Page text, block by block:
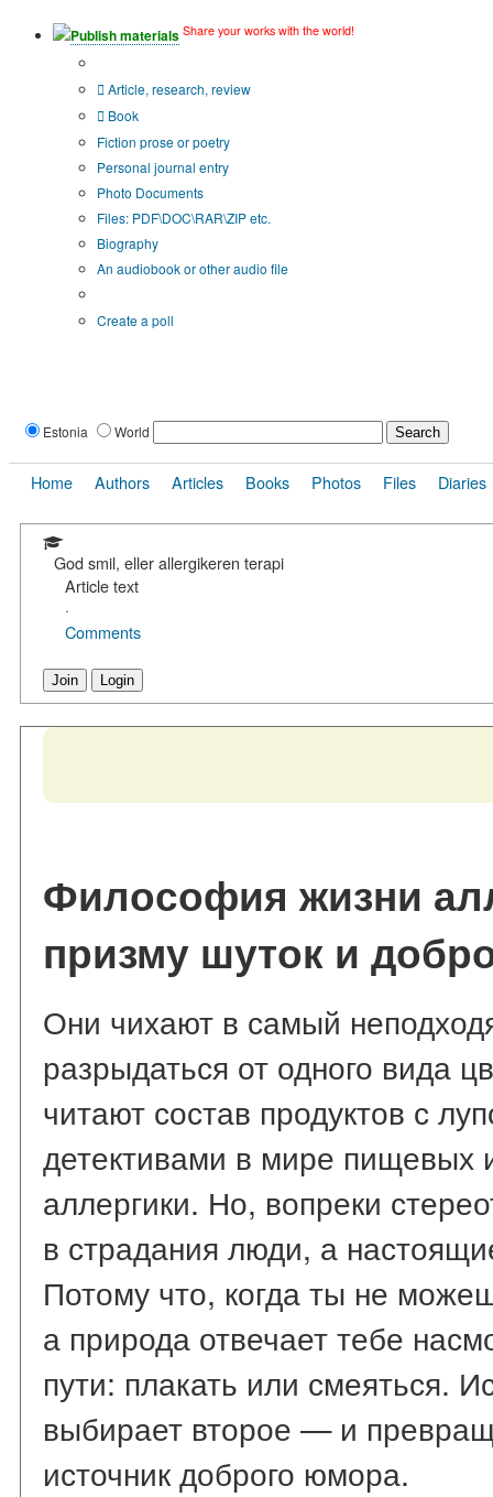
Publish materials Share your works with the world!
Article, research, review
Book
Fiction prose or poetry
Personal journal entry
Photo Documents
Files: PDF\DOC\RAR\ZIP etc.
Biography
An audiobook or other audio file
Create a poll
Estonia World
Home Authors Articles Books Photos Files Diaries
God smil, eller allergikeren terapi
Article text
·
Comments
Join Login
Философия жизни
призму шуток и
Они чихают в самый
разрыдаться от одного вида
читают состав продуктов с
детективами в мире пищевых
аллергики. Но, вопреки
в страдания люди, а
Потому что, когда ты не
а природа отвечает тебе
пути: плакать или смеяться.
выбирает второе — и
источник доброго юмора.